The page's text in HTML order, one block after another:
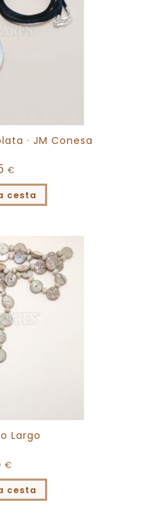
· JM Conesa
€
cesta
Largo
€
cesta